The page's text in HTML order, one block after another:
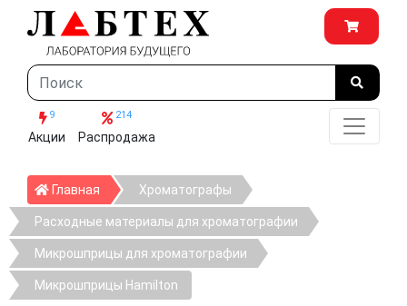
9
Акции
214
Распродажа
Главная ГлавнаяХроматографы
Расходные материалы для хроматографии
Микрошприцы для хроматографии
Микрошприцы Hamilton